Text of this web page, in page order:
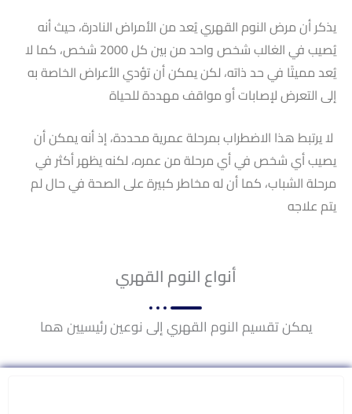
يذكر أن مرض النوم القهري يُعد من الأمراض النادرة، حيث أنه
يُصيب في الغالب شخص واحد من بين كل 2000 شخص، كما لا
يُعد مميتًا في حد ذاته، لكن يمكن أن تؤدي الأعراض الخاصة به
إلى التعرض لإصابات أو مواقف مهددة للحياة
لا يرتبط هذا الاضطراب بمرحلة عمرية محددة، إذ أنه يمكن أن
يصيب أي شخص في أي مرحلة من عمره، لكنه يظهر أكثر في
مرحلة الشباب، كما أن له مخاطر كبيرة على الصحة في حال لم
يتم علاجه
أنواع النوم القهري
يمكن تقسيم النوم القهري إلى نوعين رئيسيين هما